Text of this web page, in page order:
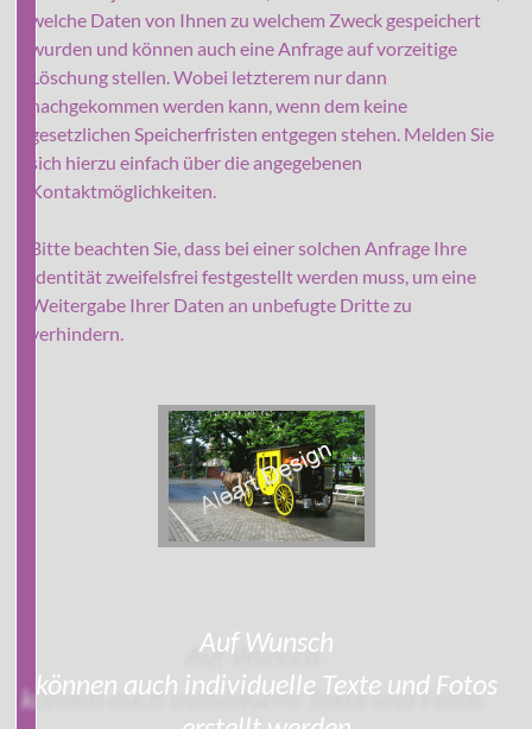
welche Daten von Ihnen zu welchem Zweck gespeichert
wurden und können auch eine Anfrage auf vorzeitige
Löschung stellen. Wobei letzterem nur dann
nachgekommen werden kann, wenn dem keine
gesetzlichen Speicherfristen entgegen stehen. Melden Sie
sich hierzu einfach über die angegebenen
Kontaktmöglichkeiten.
Bitte beachten Sie, dass bei einer solchen Anfrage Ihre
Identität zweifelsfrei festgestellt werden muss, um eine
Weitergabe Ihrer Daten an unbefugte Dritte zu
verhindern.
Auf Wunsch
können auch individuelle Texte und Fotos